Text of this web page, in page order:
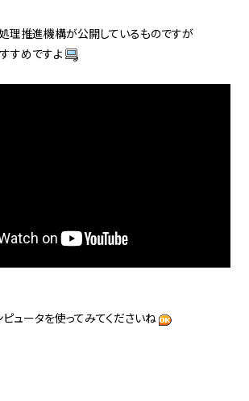
理推進機構が公開しているものですが
すめですよ
ュータを使ってみてくださいね